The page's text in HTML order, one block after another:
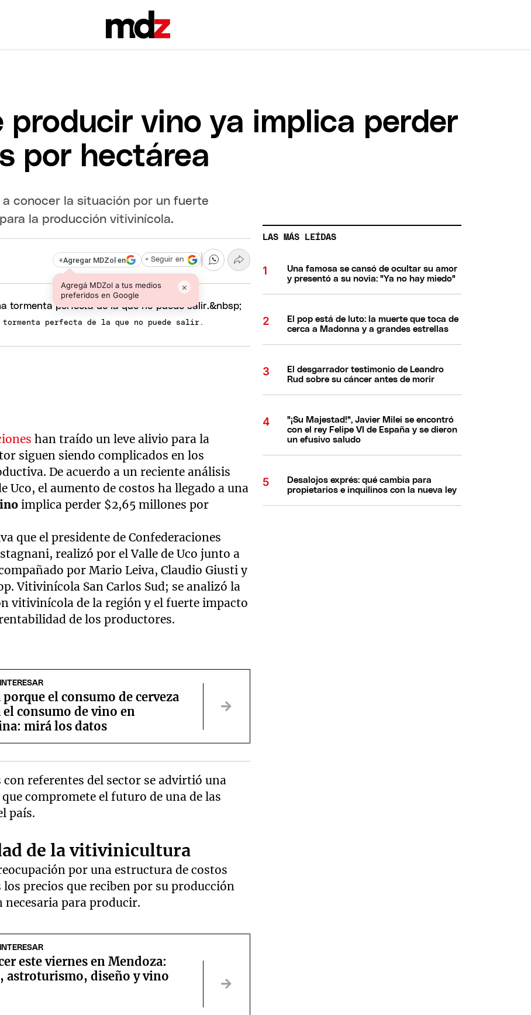
producir vino ya implica perder
por hectárea
a conocer la situación por un fuerte
la producción vitivinícola.
+Agregar MDZol en
Agregá MDZol a tus medios
preferidos en Google
×
+ Seguir en
perfecta de la que no puede salir.
han traído un leve alivio para la
siguen siendo complicados en los
De acuerdo a un reciente análisis
Uco, el aumento de costos ha llegado a una
implica perder $2,65 millones por
que el presidente de Confederaciones
realizó por el Valle de Uco junto a
por Mario Leiva, Claudio Giusti y
Vitivinícola San Carlos Sud; se analizó la
vitivinícola de la región y el fuerte impacto
de los productores.
el consumo de cerveza
consumo de vino en
mirá los datos
referentes del sector se advirtió una
compromete el futuro de una de las
país.
de la vitivinicultura
por una estructura de costos
precios que reciben por su producción
para producir.
este viernes en Mendoza:
astroturismo, diseño y vino
LAS MÁS LEÍDAS
Una famosa se cansó de ocultar su amor
y presentó a su novia: "Ya no hay miedo"
El pop está de luto: la muerte que toca de
cerca a Madonna y a grandes estrellas
El desgarrador testimonio de Leandro
Rud sobre su cáncer antes de morir
"¡Su Majestad!", Javier Milei se encontró
con el rey Felipe VI de España y se dieron
un efusivo saludo
Desalojos exprés: qué cambia para
propietarios e inquilinos con la nueva ley